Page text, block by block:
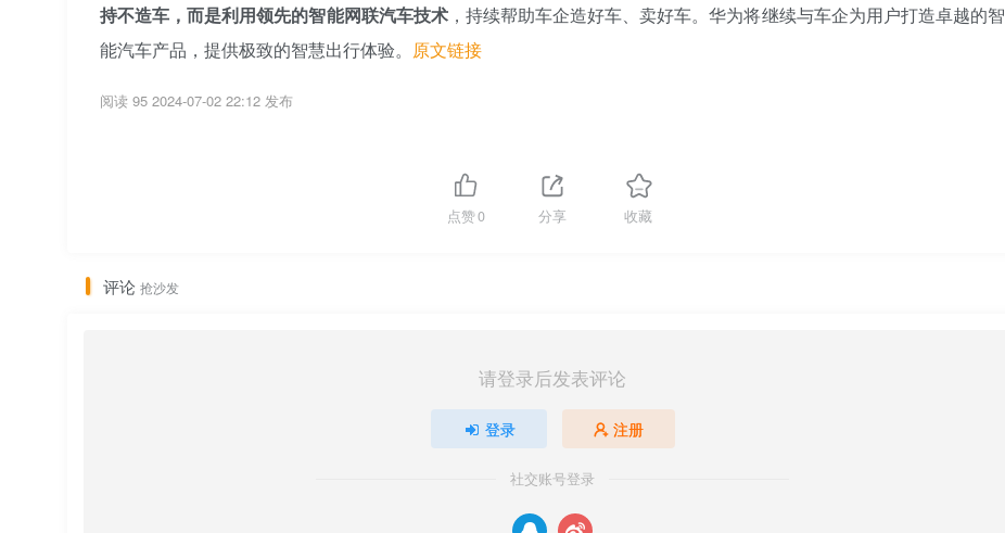
持不造车，而是利用领先的智能网联汽车技术，持续帮助车企造好车、卖好车。华为将继续与车企为用户打造卓越的智
能汽车产品，提供极致的智慧出行体验。 原文链接
阅读 95 2024-07-02 22:12 发布
点赞0 分享 收藏
评论 抢沙发
请登录后发表评论
登录 注册
社交账号登录